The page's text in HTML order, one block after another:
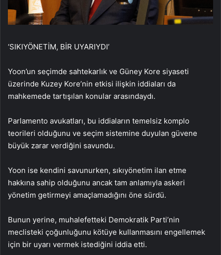
‘SIKIYÖNETİM, BİR UYARIYDI’
Yoon’un seçimde sahtekarlık ve Güney Kore siyaseti
üzerinde Kuzey Kore’nin etkisi ilişkin iddiaları da
mahkemede tartışılan konular arasındaydı.
Parlamento avukatları, bu iddiaların temelsiz komplo
teorileri olduğunu ve seçim sistemine duyulan güvene
büyük zarar verdiğini savundu.
Yoon ise kendini savunurken, sıkıyönetim ilan etme
hakkına sahip olduğunu ancak tam anlamıyla askeri
yönetim getirmeyi amaçlamadığını öne sürdü.
Bunun yerine, muhalefetteki Demokratik Parti’nin
meclisteki çoğunluğunu kötüye kullanmasını engellemek
için bir uyarı vermek istediğini iddia etti.